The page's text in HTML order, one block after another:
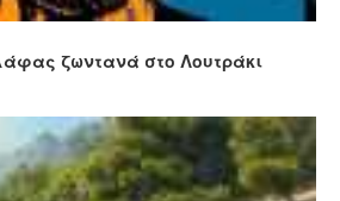
ζωντανά στο Λουτράκι